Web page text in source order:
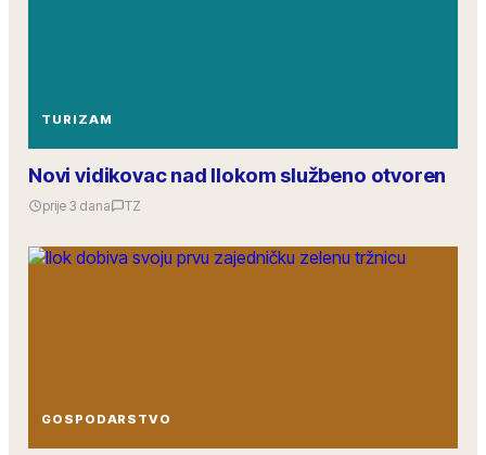
TURIZAM
Novi vidikovac nad Ilokom službeno otvoren
prije 3 dana TZ
GOSPODARSTVO